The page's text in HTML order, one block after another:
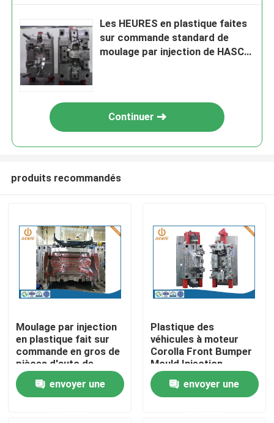
Produits
A propos de nous
Les HEURES en plastique faites
sur commande standard de
moulage par injection de HASCO
Continuer
produits recommandés
Moulage par injection
en plastique fait sur
commande en gros de
pièces d'auto de
moulage par injection
d'usine envoyer une
Plastique des
véhicules à moteur
Corolla Front Bumper
Mould Injection
Molding de pièces
d'OEM envoyer une